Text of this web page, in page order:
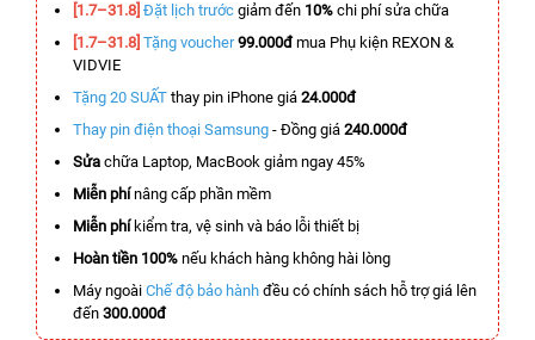
[1.7–31.8] Đặt lịch trước giảm đến 10% chi phí sửa chữa
[1.7–31.8] Tặng voucher 99.000đmua Phụ kiện REXON &
VIDVIE
Tặng 20 SUẤT thay pin iPhone giá 24.000đ
Thay pin điện thoại Samsung - Đồng giá 240.000đ
Sửa chữa Laptop, MacBook giảm ngay 45%
Miễn phínâng cấp phần mềm
Miễn phíkiểm tra, vệ sinh và báo lỗi thiết bị
Hoàn tiền 100% nếu khách hàng không hài lòng
Máy ngoài Chế độ bảo hành đều có chính sách hỗ trợ giá lên
đến 300.000đ